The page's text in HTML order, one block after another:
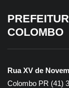
COLOMBO
Rua XV de
Colombo PR (41)